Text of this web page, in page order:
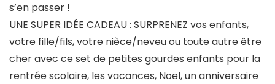
s’en passer !
UNE SUPER IDÉE CADEAU : SURPRENEZ vos enfants,
votre fille/fils, votre nièce/neveu ou toute autre être
cher avec ce set de petites gourdes enfants pour la
rentrée scolaire, les vacances, Noël, un anniversaire